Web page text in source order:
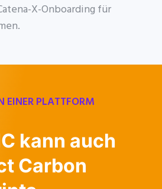
X-Onboarding für
EINER PLATTFORM
kann auch
Carbon